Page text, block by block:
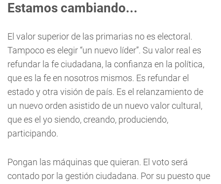
Estamos cambiando...
El valor superior de las primarias no es electoral.
Tampoco es elegir “un nuevo líder”. Su valor real es
refundar la fe ciudadana, la confianza en la política,
que es la fe en nosotros mismos. Es refundar el
estado y otra visión de país. Es el relanzamiento de
un nuevo orden asistido de un nuevo valor cultural,
que es el yo siendo, creando, produciendo,
participando.
Pongan las máquinas que quieran. El voto será
contado por la gestión ciudadana. Por su puesto que